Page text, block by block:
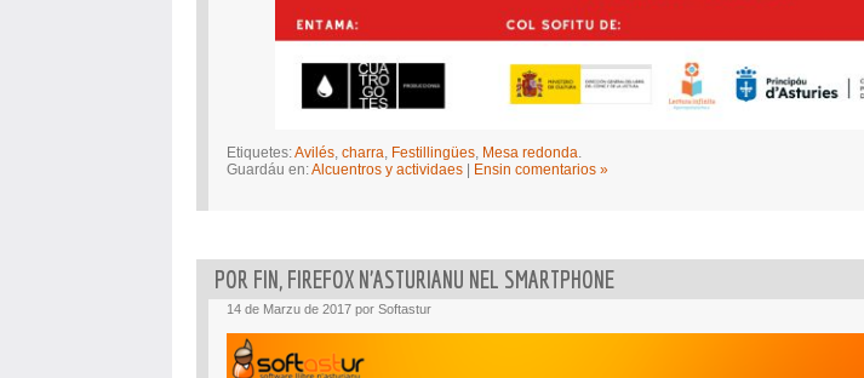
Etiquetes:Avilés charra Festillingües Mesa redonda
Guardáu en:Alcuentros y actividaes | Ensin comentarios »
POR FIN, FIREFOX N’ASTURIANU NEL SMARTPHONE
14 de Marzu de 2017 por Softastur